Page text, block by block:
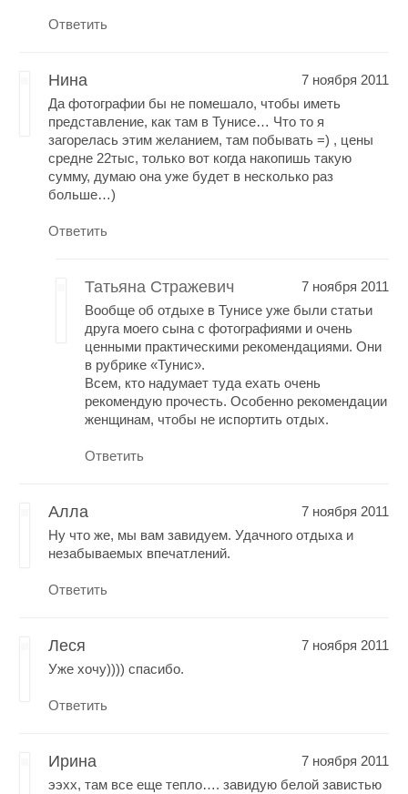
Ответить
Нина
7 ноября 2011
Да фотографии бы не помешало, чтобы иметь
представление, как там в Тунисе… Что то я
загорелась этим желанием, там побывать =) , цены
средне 22тыс, только вот когда накопишь такую
сумму, думаю она уже будет в несколько раз
больше…)
Ответить
Татьяна Стражевич
7 ноября 2011
Вообще об отдыхе в Тунисе уже были статьи
друга моего сына с фотографиями и очень
ценными практическими рекомендациями. Они
в рубрике «Тунис».
Всем, кто надумает туда ехать очень
рекомендую прочесть. Особенно рекомендации
женщинам, чтобы не испортить отдых.
Ответить
Алла
7 ноября 2011
Ну что же, мы вам завидуем. Удачного отдыха и
незабываемых впечатлений.
Ответить
Леся
7 ноября 2011
Уже хочу)))) спасибо.
Ответить
Ирина
7 ноября 2011
ээхх, там все еще тепло…. завидую белой завистью